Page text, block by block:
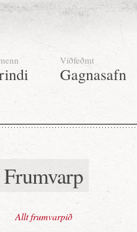
Víðfeðmt
Gagnasafn
Frumvarp
Allt frumvarpið